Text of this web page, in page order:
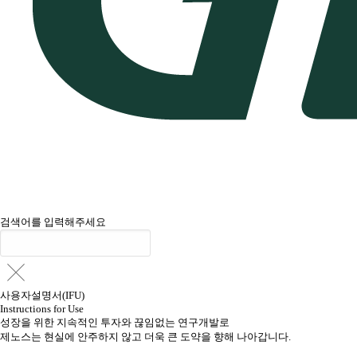
검색어를 입력해주세요
사용자설명서(IFU)
Instructions for Use
성장을 위한 지속적인 투자와 끊임없는 연구개발로
제노스는 현실에 안주하지 않고 더욱 큰 도약을 향해 나아갑니다.